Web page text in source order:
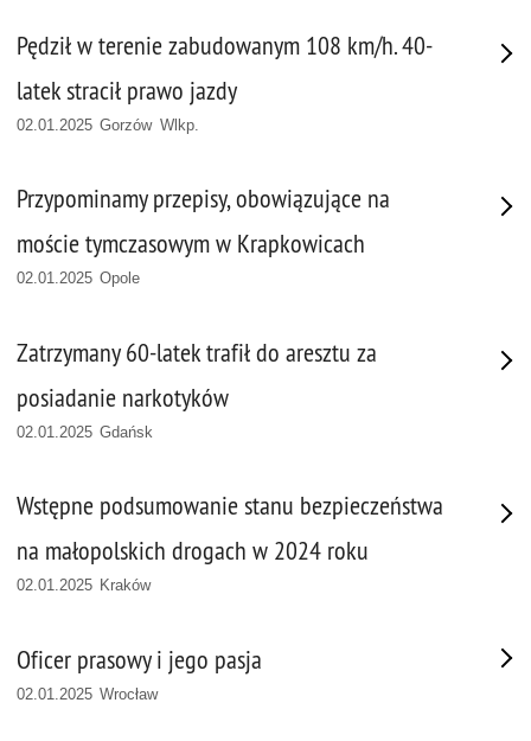
Pędził w terenie zabudowanym 108 km/h. 40-
latek stracił prawo jazdy
02.01.2025 Gorzów Wlkp.
Przypominamy przepisy, obowiązujące na
moście tymczasowym w Krapkowicach
02.01.2025 Opole
Zatrzymany 60-latek trafił do aresztu za
posiadanie narkotyków
02.01.2025 Gdańsk
Wstępne podsumowanie stanu bezpieczeństwa
na małopolskich drogach w 2024 roku
02.01.2025 Kraków
Oficer prasowy i jego pasja
02.01.2025 Wrocław